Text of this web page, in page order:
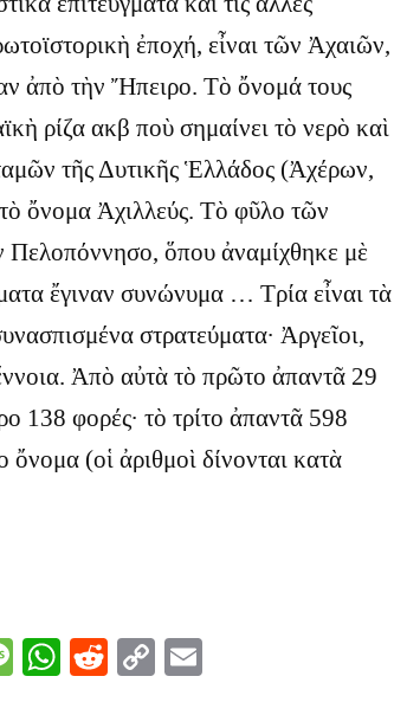
ἐποχή, εἶναι τῶν Ἀχαιῶν,
ἀπὸ τὴν Ἤπειρο. Τὸ ὄνομά τους
ρίζα ακβ ποὺ σημαίνει τὸ νερὸ καὶ
τῆς Δυτικῆς Ἑλλάδος (Ἀχέρων,
ὄνομα Ἀχιλλεύς. Τὸ φῦλο τῶν
Πελοπόννησο, ὅπου ἀναμίχθηκε μὲ
ἔγιναν συνώνυμα … Τρία εἶναι τὰ
στρατεύματα· Ἀργεῖοι,
Ἀπὸ αὐτὰ τὸ πρῶτο ἀπαντᾶ 29
138 φορές· τὸ τρίτο ἀπαντᾶ 598
ὄνομα (οἱ ἀριθμοὶ δίνονται κατὰ
Message
WhatsApp
Reddit
Copy